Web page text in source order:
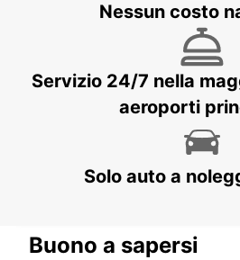
CHEMNITZ
Nessun costo
Servizio 24/7 nella
aeroporti
Solo auto a
Buono a sapersi